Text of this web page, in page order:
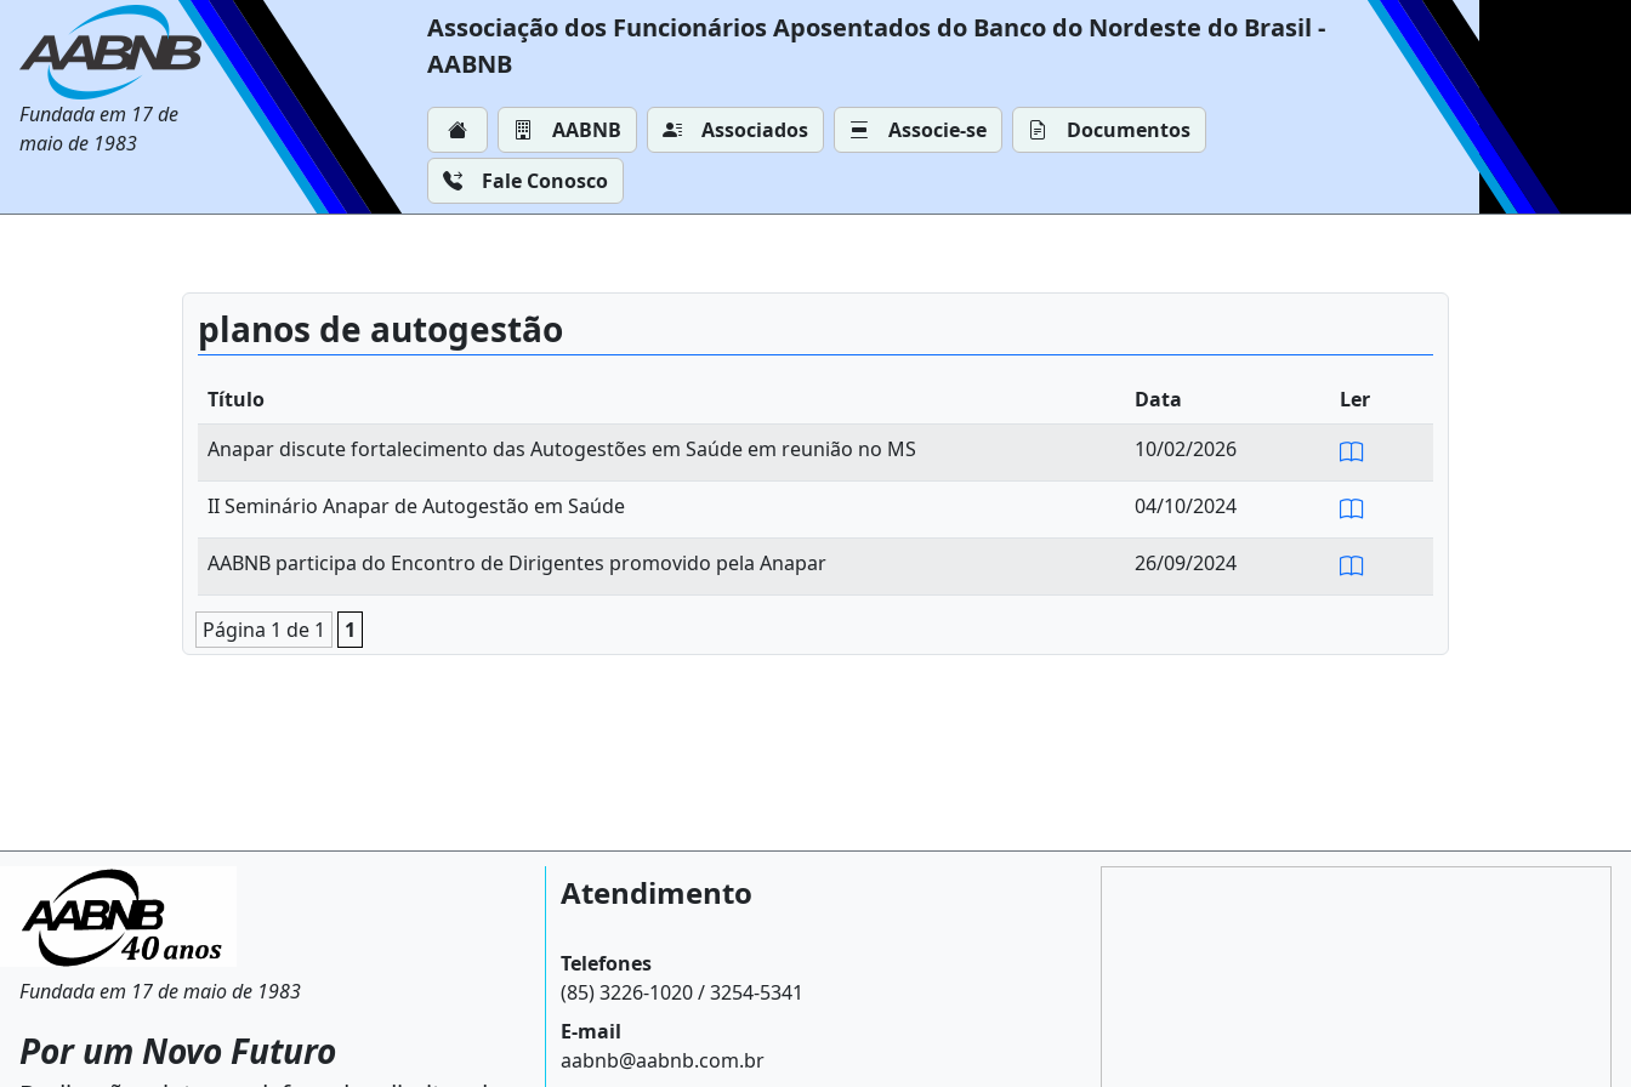
Fundada em 17 de
maio de 1983
Associação dos Funcionários Aposentados do Banco do Nordeste do Brasil -
AABNB
AABNB Associados Associe-se
Documentos
Fale Conosco
planos de autogestão
Título Data
Ler
Anapar discute fortalecimento das Autogestões em Saúde em reunião no MS
10/02/2026
II Seminário Anapar de Autogestão em Saúde 04/10/2024
AABNB participa do Encontro de Dirigentes promovido pela Anapar 26/09/2024
Página 1 de 1 1
Fundada em 17 de maio de 1983
Por um Novo Futuro
Atendimento
Telefones
(85) 3226-1020 / 3254-5341
E-mail
aabnb@aabnb.com.br